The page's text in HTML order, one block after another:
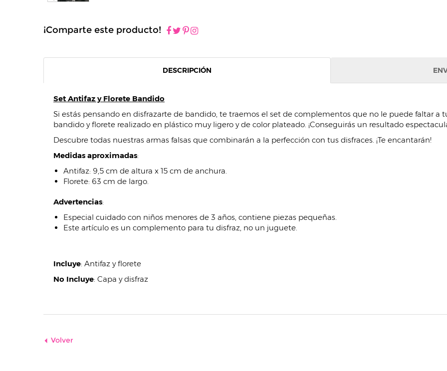
¡Comparte este producto!
DESCRIPCIÓN
Set Antifaz y Florete Bandido
Si estás pensando en disfrazarte de bandido, te traemos el set de complementos que no le puede faltar a
bandido y florete realizado en plástico muy ligero y de color plateado. ¡Conseguirás un resultado
Descubre todas nuestras armas falsas que combinarán a la perfección con tus disfraces. ¡Te encantarán!
Medidas aproximadas:
Antifaz: 9,5 cm de altura x 15 cm de anchura.
Florete: 63 cm de largo.
Advertencias:
Especial cuidado con niños menores de 3 años, contiene piezas pequeñas.
Este artículo es un complemento para tu disfraz, no un juguete.
Incluye: Antifaz y florete
No Incluye: Capa y disfraz
Volver